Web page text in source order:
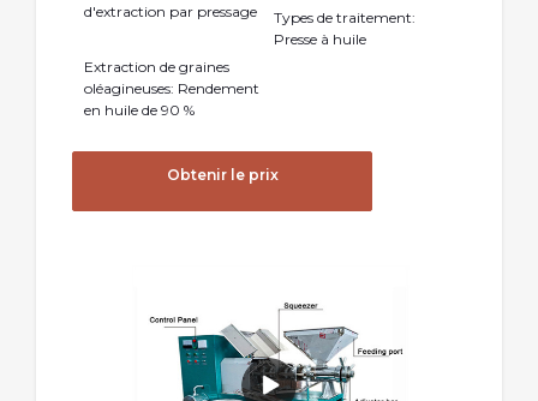
d'extraction par pressage
Types de traitement:
Presse à huile
Extraction de graines
oléagineuses: Rendement
en huile de 90 %
Obtenir le prix